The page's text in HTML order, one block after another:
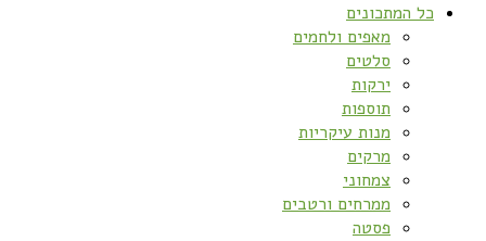
כל המתכונים
מאפים ולחמים
סלטים
ירקות
תוספות
מנות עיקריות
מרקים
צמחוני
ממרחים ורטבים
פסטה